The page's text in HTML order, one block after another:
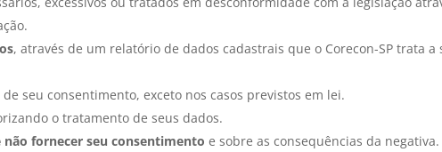
, através de um relatório de dados cadastrais que o Corecon-SP trata a
seu consentimento, exceto nos casos previstos em lei.
o tratamento de seus dados.
fornecer seu consentimento e sobre as consequências da negativa.